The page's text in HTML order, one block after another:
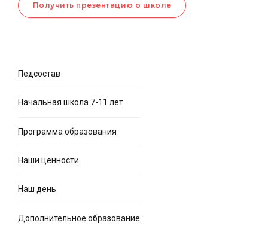
Получить презентацию о школе
Педсостав
Начальная школа 7-11 лет
Программа образования
Наши ценности
Наш день
Дополнительное образование